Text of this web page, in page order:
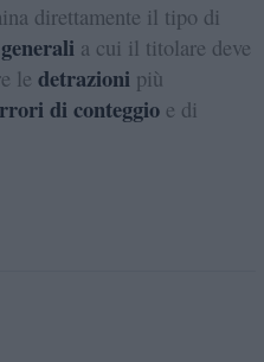
direttamente il tipo di
a cui il titolare deve
le detrazioni più
di conteggio e di